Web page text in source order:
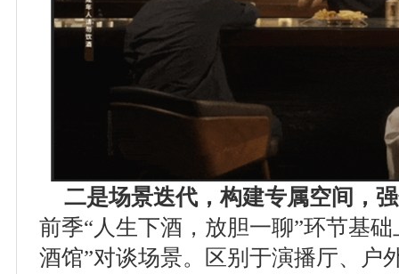
二是场景迭代，构建专属空间，
前季“人生下酒，放胆一聊”环节基
酒馆”对谈场景。区别于演播厅、户